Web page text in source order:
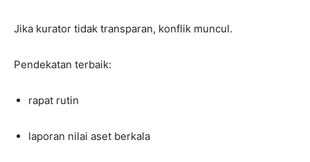
Jika kurator tidak transparan, konflik muncul.
Pendekatan terbaik:
rapat rutin
laporan nilai aset berkala